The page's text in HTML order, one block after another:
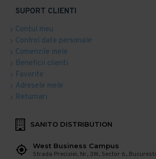
SUPORT CLIENTI
Contul meu
Control date personale
Comenzile mele
Beneficii clienti
Favorite
Adresele mele
Returnari
SANITO DISTRIBUTION
West Business Campus
Strada Preciziei, Nr, 3W, Sector 6, Bucuresti